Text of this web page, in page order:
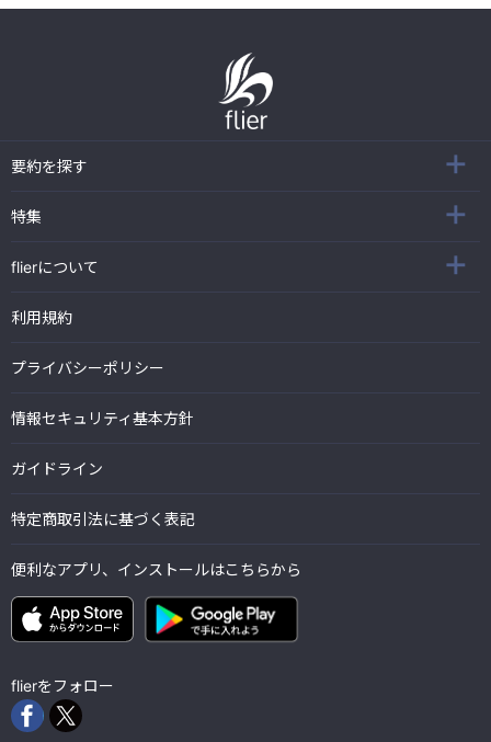
要約を探す
特集
flierについて
利用規約
プライバシーポリシー
情報セキュリティ基本方針
ガイドライン
特定商取引法に基づく表記
便利なアプリ、インストールはこちらから
flierをフォロー